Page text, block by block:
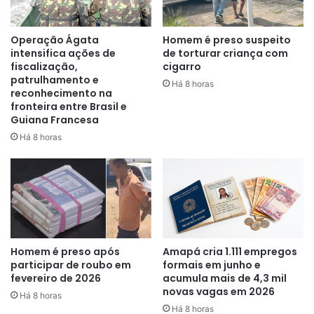
Durante patrulhamento da equipe da policia militar pela
zona norte, próximo da feira do produtor, ainda no bairro
jardim felicidade, ouviram vários disparos de arma de fogo
e em seguida avistaram dois indivíduos correndo com
armas em punho em direção da ponte do Cai n’água.
Operação Ágata
intensifica ações de
fiscalização,
patrulhamento e
reconhecimento na
fronteira entre Brasil e
Guiana Francesa
Há 8 horas
Homem é preso suspeito
de torturar criança com
cigarro
Há 8 horas
Homem é preso após
participar de roubo em
fevereiro de 2026
Há 8 horas
Amapá cria 1.111 empregos
formais em junho e
acumula mais de 4,3 mil
novas vagas em 2026
Há 8 horas